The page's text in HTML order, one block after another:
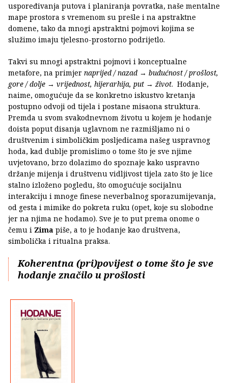
uspoređivanja putova i planiranja povratka, naše mentalne
mape prostora s vremenom su prešle i na apstraktne
domene, tako da mnogi apstraktni pojmovi kojima se
služimo imaju tjelesno-prostorno podrijetlo.
Takvi su mnogi apstraktni pojmovi i konceptualne
metafore, na primjer naprijed / nazad → budućnost / prošlost,
gore / dolje → vrijednost, hijerarhija, put → život. Hodanje,
naime, omogućuje da se konkretno iskustvo kretanja
postupno odvoji od tijela i postane misaona struktura.
Premda u svom svakodnevnom životu u kojem je hodanje
doista poput disanja uglavnom ne razmišljamo ni o
društvenim i simboličkim posljedicama našeg uspravnog
hoda, kad dublje promislimo o tome što je sve njime
uvjetovano, brzo dolazimo do spoznaje kako uspravno
držanje mijenja i društvenu vidljivost tijela zato što je lice
stalno izloženo pogledu, što omogućuje socijalnu
interakciju i mnoge finese neverbalnog sporazumijevanja,
od gesta i mimike do pokreta ruku (opet, koje su slobodne
jer na njima ne hodamo). Sve je to put prema onome o
čemu i Zima piše, a to je hodanje kao društvena,
simbolička i ritualna praksa.
Koherentna (pri)povijest o tome što je sve
hodanje značilo u prošlosti